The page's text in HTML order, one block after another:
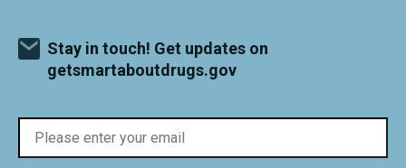
Stay in touch! Get updates on
getsmartaboutdrugs.gov